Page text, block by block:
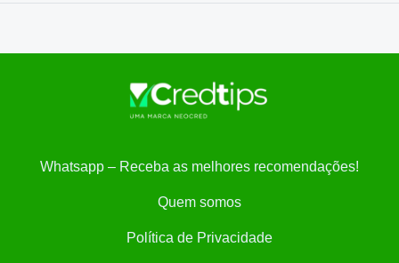
Whatsapp – Receba as melhores recomendações!
Quem somos
Política de Privacidade